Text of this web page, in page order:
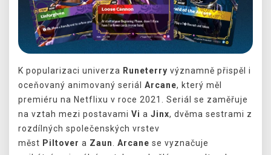
K popularizaci univerza Runeterry významně přispěl i
oceňovaný animovaný seriál Arcane, který měl
premiéru na Netflixu v roce 2021. Seriál se zaměřuje
na vztah mezi postavami Vi a Jinx, dvěma sestrami z
rozdílných společenských vrstev
měst Piltover a Zaun Arcane se vyznačuje